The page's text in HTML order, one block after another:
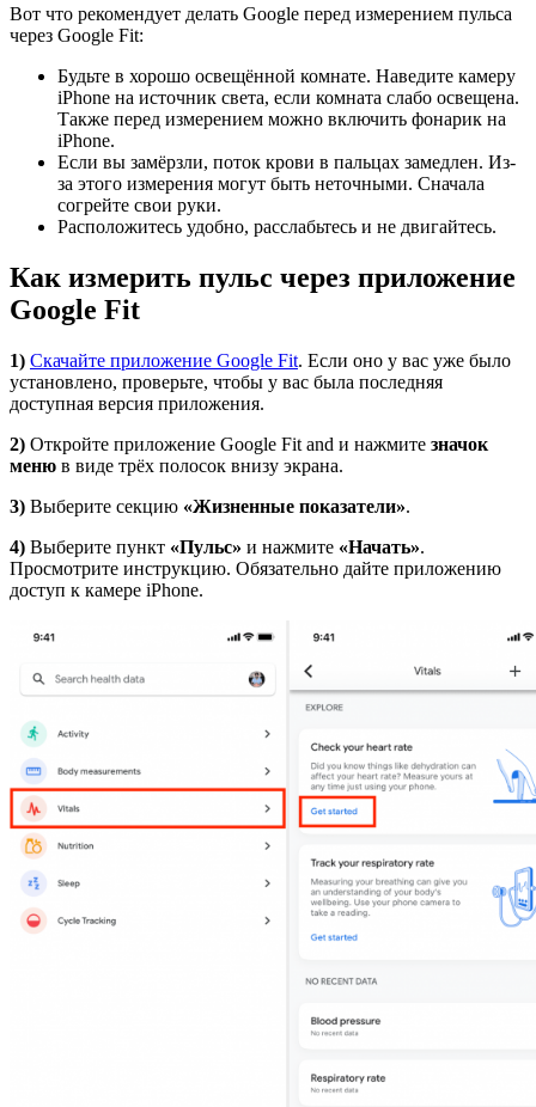
Вот что рекомендует делать Google перед измерением пульса
через Google Fit:
Будьте в хорошо освещённой комнате. Наведите камеру
iPhone на источник света, если комната слабо освещена.
Также перед измерением можно включить фонарик на
iPhone.
Если вы замёрзли, поток крови в пальцах замедлен. Из-
за этого измерения могут быть неточными. Сначала
согрейте свои руки.
Расположитесь удобно, расслабьтесь и не двигайтесь.
Как измерить пульс через приложение
Google Fit
1) Скачайте приложение Google Fit. Если оно у вас уже было
установлено, проверьте, чтобы у вас была последняя
доступная версия приложения.
2) Откройте приложение Google Fit and и нажмите значок
меню в виде трёх полосок внизу экрана.
3) Выберите секцию «Жизненные показатели».
4) Выберите пункт «Пульс» и нажмите «Начать».
Просмотрите инструкцию. Обязательно дайте приложению
доступ к камере iPhone.